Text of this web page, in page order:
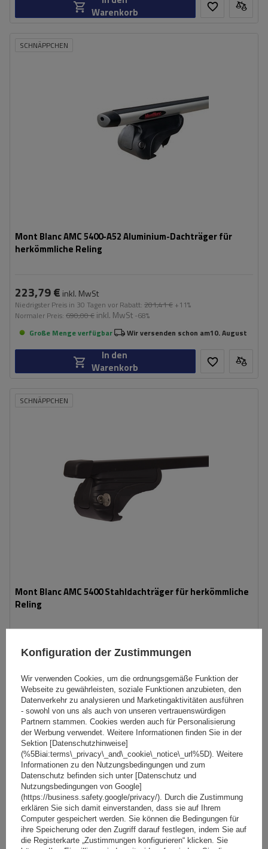
Warenkorb
SCHNÄPPCHEN
Mont Blanc AMC 5400-A52 Aluminium-Dachträger für
herkömmliche Reling
223,79 € inkl. MwSt
Niedrigster Preis in 30 Tagen vor Rabatt: 201,41 € +11%
Normaler Preis: 690,00 € inkl. MwSt -68%
Große Menge verfügbar
Wir versenden schon am10. August
In den
Warenkorb
SCHNÄPPCHEN
Mont Blanc AMC 5400 Stahldachträger für herkömmliche
Reling
188,99 €inkl. MwSt
Niedrigster Preis in 30 Tagen vor Rabatt:179,54 € +5%
Große Menge verfügbar
Wir versenden schon am10. August
In den
Warenkorb
Konfiguration der Zustimmungen
Wir verwenden Cookies, um die ordnungsgemäße Funktion der
Webseite zu gewährleisten, soziale Funktionen anzubieten, den
Datenverkehr zu analysieren und Marketingaktivitäten ausführen
- sowohl von uns als auch von unseren vertrauenswürdigen
Partnern stammen. Cookies werden auch für Personalisierung
der Werbung verwendet. Weitere Informationen finden Sie in der
Sektion [Datenschutzhinweise]
(%5Biai:terms\_privacy\_and\_cookie\_notice\_url%5D). Weitere
Informationen zu den Nutzungsbedingungen und zum
Datenschutz befinden sich unter [Datenschutz und
Nutzungsbedingungen von Google]
(https://business.safety.google/privacy/). Durch die Zustimmung
erklären Sie sich damit einverstanden, dass sie auf Ihrem
Computer gespeichert werden. Sie können die Bedingungen für
ihre Speicherung oder den Zugriff darauf festlegen, indem Sie auf
die Registerkarte „Zustimmungen konfigurieren“ klicken. Sie